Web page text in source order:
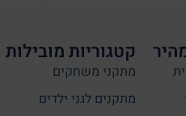
קטגוריות מובילות
מתקני משחקים
מתקנים לגני ילדים